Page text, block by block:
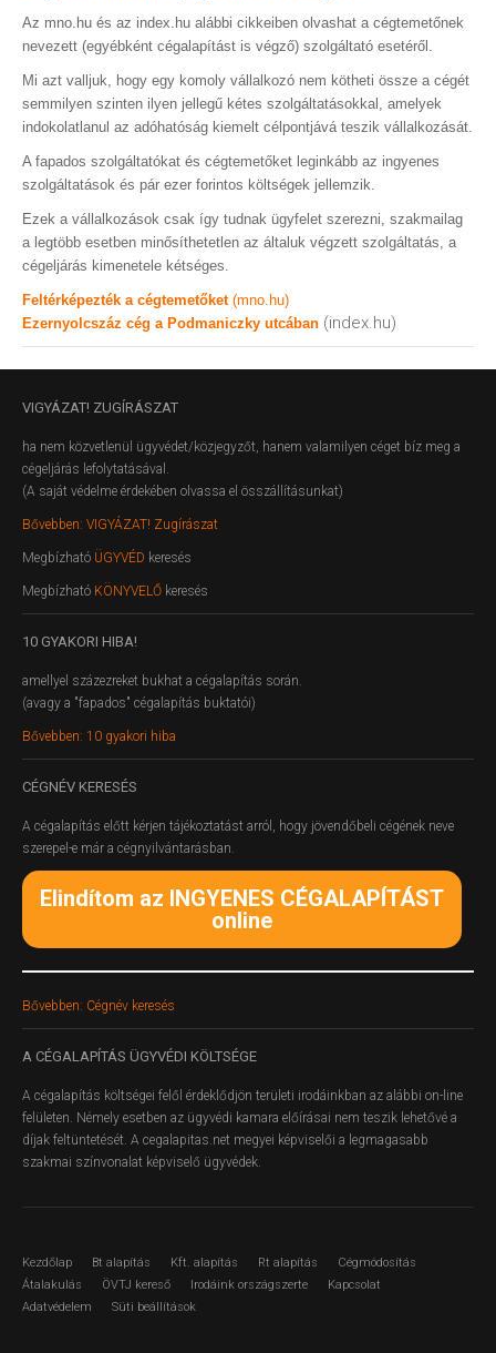
Az mno.hu és az index.hu alábbi cikkeiben olvashat a cégtemetőnek
nevezett (egyébként cégalapítást is végző) szolgáltató esetéről.
Mi azt valljuk, hogy egy komoly vállalkozó nem kötheti össze a cégét
semmilyen szinten ilyen jellegű kétes szolgáltatásokkal, amelyek
indokolatlanul az adóhatóság kiemelt célpontjává teszik vállalkozását.
A fapados szolgáltatókat és cégtemetőket leginkább az ingyenes
szolgáltatások és pár ezer forintos költségek jellemzik.
Ezek a vállalkozások csak így tudnak ügyfelet szerezni, szakmailag
a legtöbb esetben minősíthetetlen az általuk végzett szolgáltatás, a
cégeljárás kimenetele kétséges.
Feltérképezték a cégtemetőket (mno.hu)
Ezernyolcszáz cég a Podmaniczky utcában (index.hu)
VIGYÁZAT! ZUGÍRÁSZAT
ha nem közvetlenül ügyvédet/közjegyzőt, hanem valamilyen céget bíz meg a
cégeljárás lefolytatásával.
(A saját védelme érdekében olvassa el összállításunkat)
Bővebben: VIGYÁZAT! Zugírászat
Megbízható ÜGYVÉD keresés
Megbízható KÖNYVELŐ keresés
10 GYAKORI HIBA!
amellyel százezreket bukhat a cégalapítás során.
(avagy a "fapados" cégalapítás buktatói)
Bővebben: 10 gyakori hiba
CÉGNÉV KERESÉS
A cégalapítás előtt kérjen tájékoztatást arról, hogy jövendőbeli cégének neve
szerepel-e már a cégnyilvántarásban.
Elindítom az INGYENES CÉGALAPÍTÁST
online
Bővebben: Cégnév keresés
A CÉGALAPÍTÁS ÜGYVÉDI KÖLTSÉGE
A cégalapítás költségei felől érdeklődjön területi irodáinkban az alábbi on-line
felületen. Némely esetben az ügyvédi kamara előírásai nem teszik lehetővé a
díjak feltüntetését. A cegalapitas.net megyei képviselői a legmagasabb
szakmai színvonalat képviselő ügyvédek.
Kezdőlap Bt alapítás Kft. alapítás Rt alapítás
Cégmódosítás
Átalakulás
ÖVTJ kereső Irodáink országszerte
Kapcsolat
Adatvédelem
Süti beállítások